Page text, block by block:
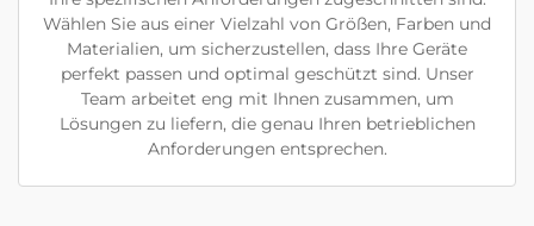
Wählen Sie aus einer Vielzahl von Größen, Farben und
Materialien, um sicherzustellen, dass Ihre Geräte
perfekt passen und optimal geschützt sind. Unser
Team arbeitet eng mit Ihnen zusammen, um
Lösungen zu liefern, die genau Ihren betrieblichen
Anforderungen entsprechen.